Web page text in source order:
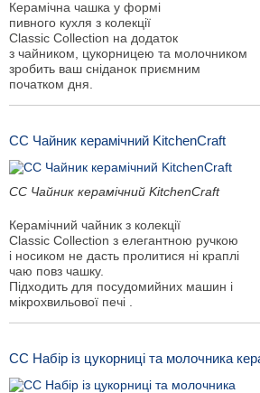
Керамічна чашка у формі
пивного кухля з колекції
Classic Collection на додаток
з чайником, цукорницею та молочником
зробить ваш сніданок приємним
початком дня.
CC Чайник керамічний KitchenCraft
CC Чайник керамічний KitchenCraft
Керамічний чайник з колекції
Classic Collection з елегантною ручкою
і носиком не дасть пролитися ні краплі
чаю повз чашку.
Підходить для посудомийних машин і
мікрохвильової печі .
CC Набір із цукорниці та молочника